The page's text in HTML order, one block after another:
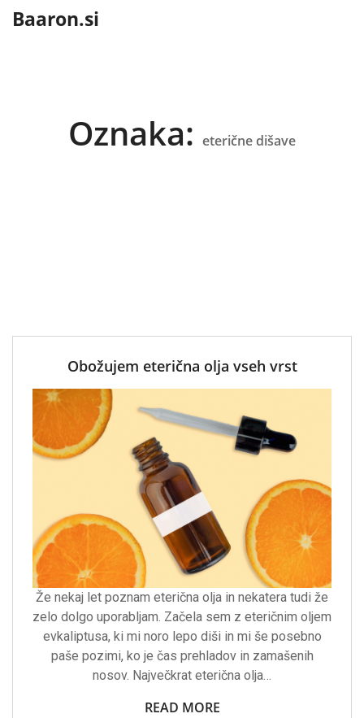
Baaron.si
Oznaka: eterične dišave
Obožujem eterična olja vseh vrst
Že nekaj let poznam eterična olja in nekatera tudi že
zelo dolgo uporabljam. Začela sem z eteričnim oljem
evkaliptusa, ki mi noro lepo diši in mi še posebno
paše pozimi, ko je čas prehladov in zamašenih
nosov. Največkrat eterična olja…
READ MORE